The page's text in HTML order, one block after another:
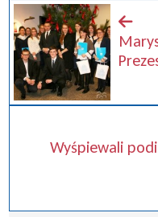
Wyśpiewali